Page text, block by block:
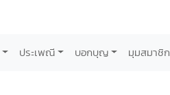
ประเพณี บอกบุญ มุมสมาชิก